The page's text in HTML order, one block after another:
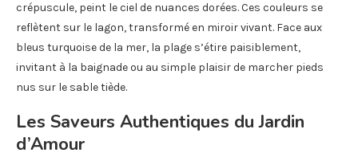
crépuscule, peint le ciel de nuances dorées. Ces couleurs se
reflètent sur le lagon, transformé en miroir vivant. Face aux
bleus turquoise de la mer, la plage s’étire paisiblement,
invitant à la baignade ou au simple plaisir de marcher pieds
nus sur le sable tiède.
Les Saveurs Authentiques du Jardin
d’Amour